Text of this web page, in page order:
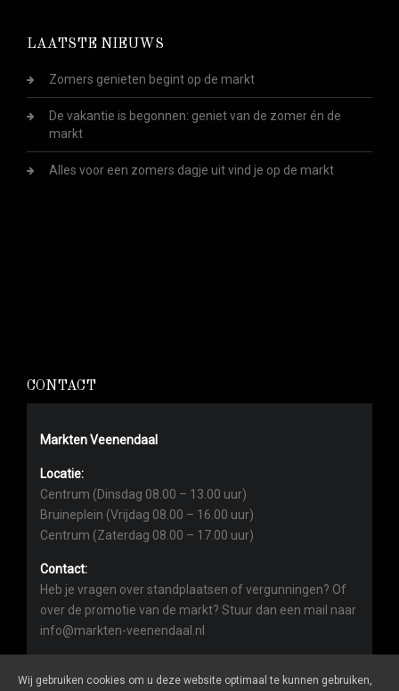
LAATSTE NIEUWS
Zomers genieten begint op de markt
De vakantie is begonnen: geniet van de zomer én de
markt
Alles voor een zomers dagje uit vind je op de markt
CONTACT
Markten Veenendaal
Locatie:
Centrum (Dinsdag 08.00 – 13.00 uur)
Bruineplein (Vrijdag 08.00 – 16.00 uur)
Centrum (Zaterdag 08.00 – 17.00 uur)
Contact:
Heb je vragen over standplaatsen of vergunningen? Of
over de promotie van de markt? Stuur dan een mail naar
info@markten-veenendaal.nl
Wij gebruiken cookies om u deze website optimaal te kunnen gebruiken,